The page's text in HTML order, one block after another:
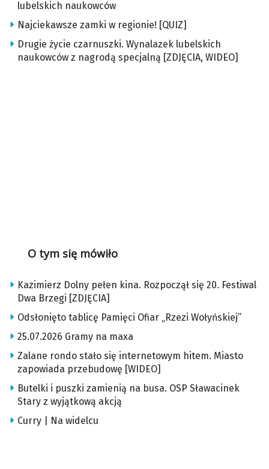
lubelskich naukowców
Najciekawsze zamki w regionie! [QUIZ]
Drugie życie czarnuszki. Wynalazek lubelskich
naukowców z nagrodą specjalną [ZDJĘCIA, WIDEO]
O tym się mówiło
Kazimierz Dolny pełen kina. Rozpoczął się 20. Festiwal
Dwa Brzegi [ZDJĘCIA]
Odsłonięto tablicę Pamięci Ofiar „Rzezi Wołyńskiej”
25.07.2026 Gramy na maxa
Zalane rondo stało się internetowym hitem. Miasto
zapowiada przebudowę [WIDEO]
Butelki i puszki zamienią na busa. OSP Sławacinek
Stary z wyjątkową akcją
Curry | Na widelcu